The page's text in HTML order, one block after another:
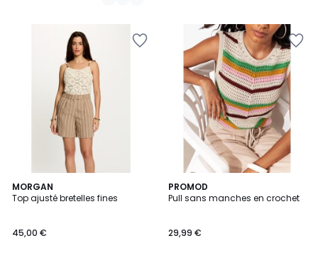
MORGAN
Top ajusté bretelles fines
45,00 €
PROMOD
Pull sans manches en crochet
29,99 €